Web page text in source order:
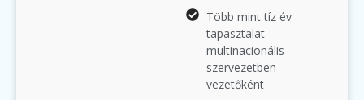
Több mint tíz év
tapasztalat
multinacionális
szervezetben
vezetőként